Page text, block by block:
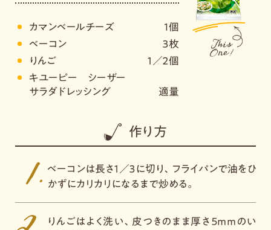
カマンベールチーズ
1個
ベーコン
３枚
りんご
１／２個
キユーピー シーザー
サラダドレッシング
適量
作り方
ベーコンは長さ１／３に切り、フライパンで油をひ
かずにカリカリになるまで炒める。
りんごはよく洗い、皮つきのまま厚さ５ｍｍのい